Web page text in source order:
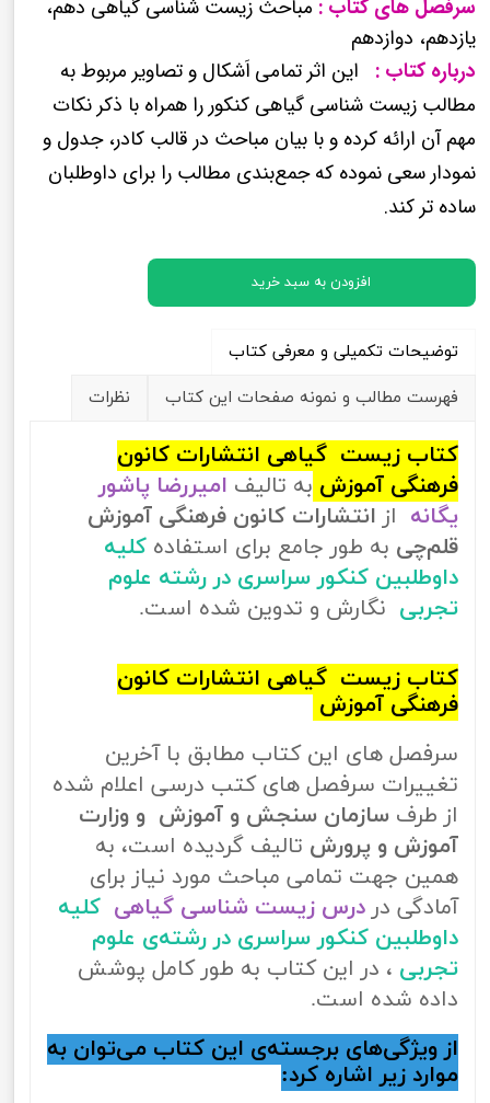
سرفصل های کتاب : مباحث زیست شناسی گیاهی دهم،
یازدهم، دوازدهم
درباره کتاب :
این اثر تمامی اَشکال و تصاویر مربوط به
مطالب زیست شناسی گیاهی کنکور را همراه با ذکر نکات
مهم آن ارائه کرده و با بیان مباحث در قالب کادر، جدول و
نمودار سعی نموده که جمع‌بندی مطالب را برای داوطلبان
ساده تر کند.
افزودن به سبد خرید
توضیحات تکمیلی و معرفی کتاب
فهرست مطالب و نمونه صفحات این کتاب
نظرات
کتاب زیست گیاهی انتشارات کانون
فرهنگی آموزش به تالیف امیررضا پاشور
یگانه از انتشارات کانون فرهنگی آموزش
قلم‌چی به طور جامع برای استفاده کلیه
داوطلبین کنکور سراسری در رشته علوم
تجربی نگارش و تدوین شده است.
کتاب زیست گیاهی انتشارات کانون
فرهنگی آموزش
سرفصل های این کتاب مطابق با آخرین
تغییرات سرفصل های کتب درسی اعلام شده
از طرف سازمان سنجش و آموزش و وزارت
آموزش و پرورش تالیف گردیده است، به
همین جهت تمامی مباحث مورد نیاز برای
آمادگی در درس زیست شناسی گیاهی کلیه
داوطلبین کنکور سراسری در رشته‌ی علوم
تجربی ، در این کتاب به طور کامل پوشش
داده شده است.
از ویژگی‌های برجسته‌ی این کتاب می‌توان به
موارد زیر اشاره کرد: